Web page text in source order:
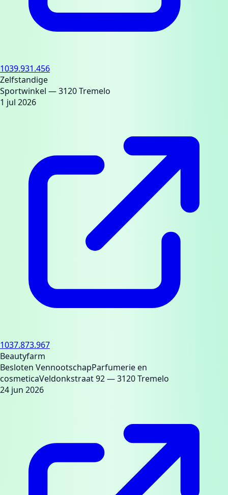
1039.931.456
Zelfstandige
Sportwinkel — 3120 Tremelo
1 jul 2026
1037.873.967
Beautyfarm
Besloten VennootschapParfumerie en
cosmeticaVeldonkstraat 92— 3120 Tremelo
24 jun 2026